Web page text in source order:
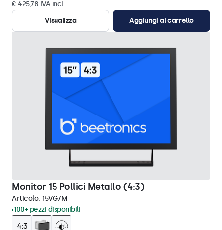
€ 425,78 IVA incl.
Visualizza
Aggiungi al carrello
Monitor 15 Pollici Metallo (4:3)
Articolo: 15VG7M
100+ pezzi disponibili